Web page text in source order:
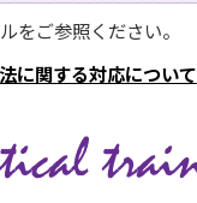
をご参照ください。
に関する対応について